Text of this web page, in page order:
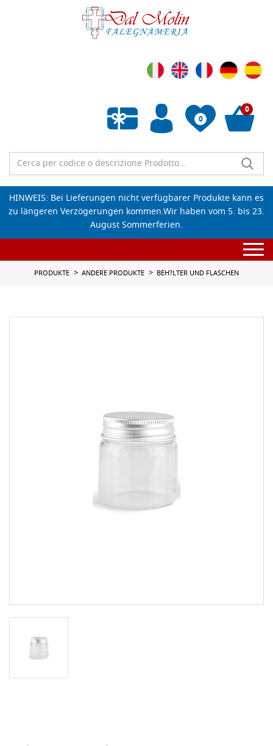
0
Wunschliste leeren
0
HINWEIS: Bei Lieferungen nicht verfügbarer Produkte kann es
zu längeren Verzögerungen kommen.Wir haben vom 5. bis 23.
August Sommerferien.
PRODUKTE ANDERE PRODUKTE BEH?LTER UND FLASCHEN